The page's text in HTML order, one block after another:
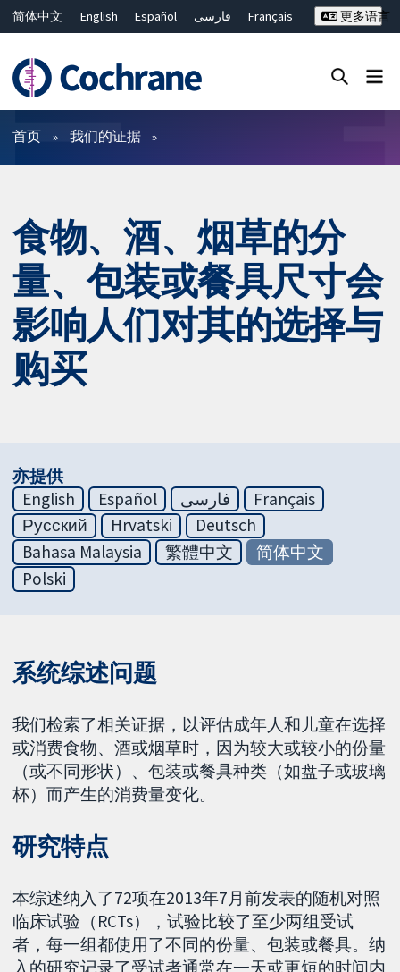
简体中文 English Español فارسی
Français
ไทย
繁體中文
更多语言
过滤
首页 我们的证据
食物、酒、烟草的分
量、包装或餐具尺寸会
影响人们对其的选择与
购买
亦提供
English
Español فارسی
Français
Русский
Hrvatski
Deutsch
Bahasa Malaysia
繁體中文
简体中文
Polski
系统综述问题
我们检索了相关证据，以评估成年人和儿童在选择
或消费食物、酒或烟草时，因为较大或较小的份量
（或不同形状）、包装或餐具种类（如盘子或玻璃
杯）而产生的消费量变化。
研究特点
本综述纳入了72项在2013年7月前发表的随机对照
临床试验（RCTs），试验比较了至少两组受试
者，每一组都使用了不同的份量、包装或餐具。纳
入的研究记录了受试者通常在一天或更短的时间内